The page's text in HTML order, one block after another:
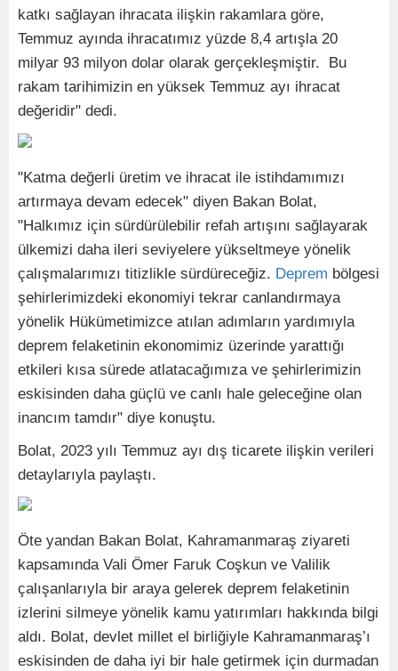
katkı sağlayan ihracata ilişkin rakamlara göre,
Temmuz ayında ihracatımız yüzde 8,4 artışla 20
milyar 93 milyon dolar olarak gerçekleşmiştir. Bu
rakam tarihimizin en yüksek Temmuz ayı ihracat
değeridir" dedi.
"Katma değerli üretim ve ihracat ile istihdamımızı
artırmaya devam edecek" diyen Bakan Bolat,
"Halkımız için sürdürülebilir refah artışını sağlayarak
ülkemizi daha ileri seviyelere yükseltmeye yönelik
çalışmalarımızı titizlikle sürdüreceğiz. Deprem bölgesi
şehirlerimizdeki ekonomiyi tekrar canlandırmaya
yönelik Hükümetimizce atılan adımların yardımıyla
deprem felaketinin ekonomimiz üzerinde yarattığı
etkileri kısa sürede atlatacağımıza ve şehirlerimizin
eskisinden daha güçlü ve canlı hale geleceğine olan
inancım tamdır" diye konuştu.
Bolat, 2023 yılı Temmuz ayı dış ticarete ilişkin verileri
detaylarıyla paylaştı.
Öte yandan Bakan Bolat, Kahramanmaraş ziyareti
kapsamında Vali Ömer Faruk Coşkun ve Valilik
çalışanlarıyla bir araya gelerek deprem felaketinin
izlerini silmeye yönelik kamu yatırımları hakkında bilgi
aldı. Bolat, devlet millet el birliğiyle Kahramanmaraş’ı
eskisinden de daha iyi bir hale getirmek için durmadan